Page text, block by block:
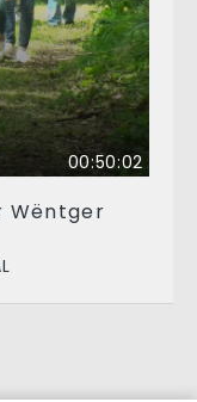
00:50:02
Wëntger